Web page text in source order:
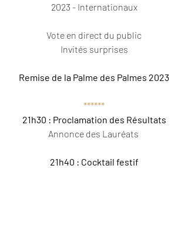
2023 - Internationaux
Vote en direct du public
Invités surprises
Remise de la Palme des Palmes 2023
******
21h30 : Proclamation des Résultats
Annonce des Lauréats
21h40 : Cocktail festif